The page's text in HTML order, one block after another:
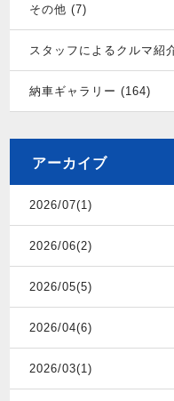
その他 (7)
スタッフによるクルマ紹
納車ギャラリー (164)
アーカイブ
2026/07(1)
2026/06(2)
2026/05(5)
2026/04(6)
2026/03(1)